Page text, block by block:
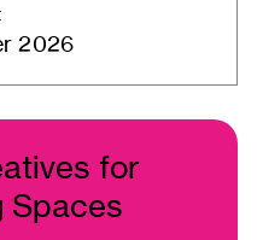
2026
for
Spaces